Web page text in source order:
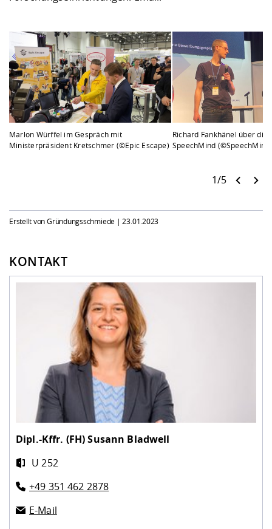
Marlon Würffel im Gespräch mit
Ministerpräsident Kretschmer (©Epic Escape)
Richard Fankhänel über die
SpeechMind (©SpeechMind)
1/5
Erstellt von Gründungsschmiede |23.01.2023
KONTAKT
Dipl.-Kffr. (FH)Susann Bladwell
U 252
+49 351 462 2878
E-Mail